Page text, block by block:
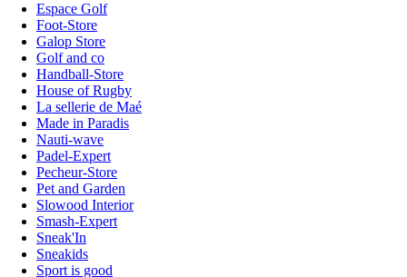
Espace Golf
Foot-Store
Galop Store
Golf and co
Handball-Store
House of Rugby
La sellerie de Maé
Made in Paradis
Nauti-wave
Padel-Expert
Pecheur-Store
Pet and Garden
Slowood Interior
Smash-Expert
Sneak'In
Sneakids
Sport is good